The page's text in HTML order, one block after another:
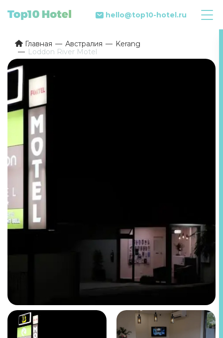
hello@top10-hotel.ru
Главная Австралия
Kerang
Loddon River Motel